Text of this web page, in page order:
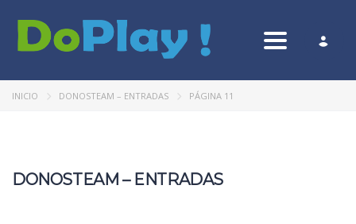
Toggle
INICIO DONOSTEAM – ENTRADAS PÁGINA 11
DONOSTEAM – ENTRADAS